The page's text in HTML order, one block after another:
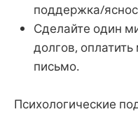
поддержка/
Сделайте один
долгов,
письмо.
Психологические